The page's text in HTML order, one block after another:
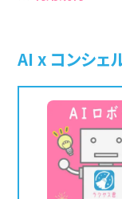
AI x コンシェ